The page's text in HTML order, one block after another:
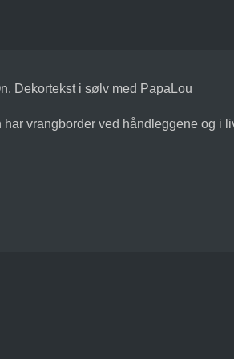
Dekortekst i sølv med PapaLou
vrangborder ved håndleggene og i